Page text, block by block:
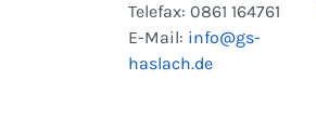
Telefax: 0861 164761
E-Mail: info@gs-
haslach.de